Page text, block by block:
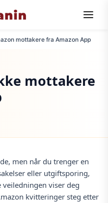
mottakere fra Amazon App
mottakere
men når du trenger en
eller utgiftsporing,
viser deg
kvitteringer steg etter